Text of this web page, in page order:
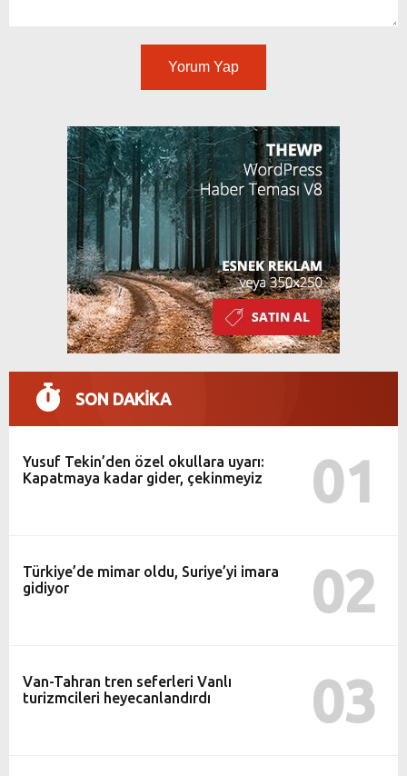
Yorum Yap
SON DAKİKA
Yusuf Tekin’den özel okullara uyarı:
Kapatmaya kadar gider, çekinmeyiz
01
Türkiye’de mimar oldu, Suriye’yi imara
gidiyor
02
Van-Tahran tren seferleri Vanlı
turizmcileri heyecanlandırdı
03